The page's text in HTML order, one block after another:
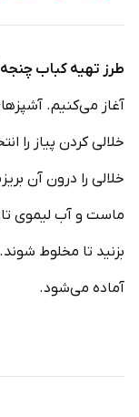
طرز تهیه کباب
آغاز می‌کنیم.
خلالی کردن پیاز را
خلالی را درون آن
ماست و آب لیموی
بزنید تا مخلوط
آماده می‌شود.